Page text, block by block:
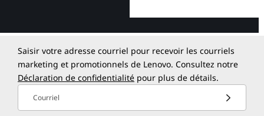
Saisir votre adresse courriel pour recevoir les courriels
marketing et promotionnels de Lenovo. Consultez notre
Déclaration de confidentialité pour plus de détails.
Courriel